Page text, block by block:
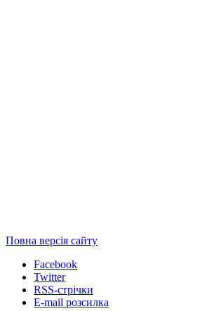
Повна версія сайту
Facebook
Twitter
RSS-стрічки
E-mail розсилка